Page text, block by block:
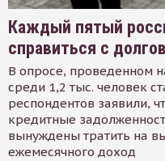
Каждый пятый
справиться с
В опросе, проведенном
среди 1,2 тыс. человек
респондентов заявили,
кредитные
вынуждены тратить на
ежемесячного доход